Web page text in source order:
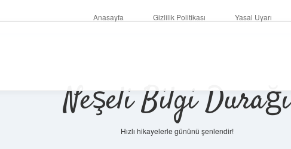
Anasayfa Gizlilik Politikası Yasal Uyarı
Neşeli Bilgi Durağı
Hızlı hikayelerle gününü şenlendir!